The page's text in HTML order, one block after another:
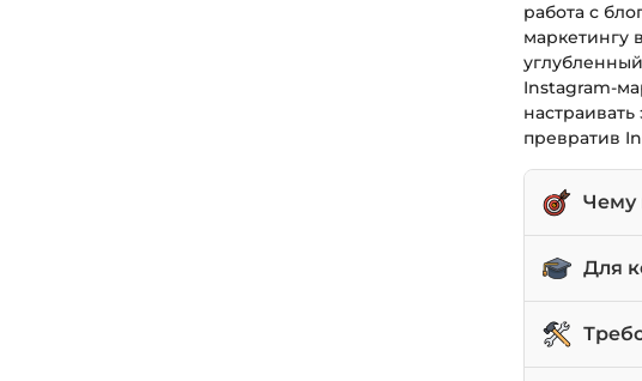
работа с
маркетингу
Instagram-
превратив
Чему
Ads
Для